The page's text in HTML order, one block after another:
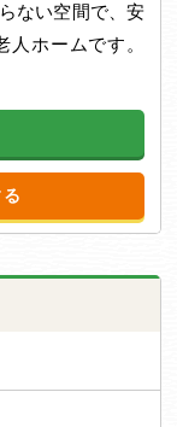
ない空間で、安
ホームです。